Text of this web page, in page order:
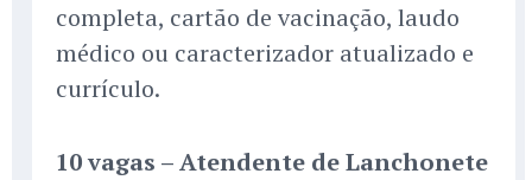
completa, cartão de vacinação, laudo
médico ou caracterizador atualizado e
currículo.
10 vagas – Atendente de Lanchonete